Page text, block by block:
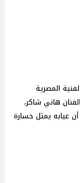
المصرية
هاني شاكر،
أن غيابه يمثل خسارة